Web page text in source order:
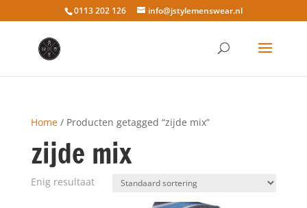
0113 202 126 info@jstylemenswear.nl
Home/ Producten getagged “zijde mix”
zijde mix
Enig resultaat